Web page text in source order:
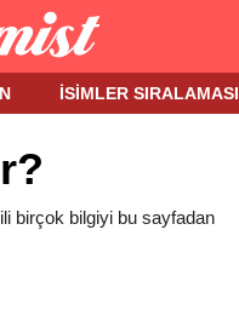
İSIMLER SIRALAMASI
birçok bilgiyi bu sayfadan